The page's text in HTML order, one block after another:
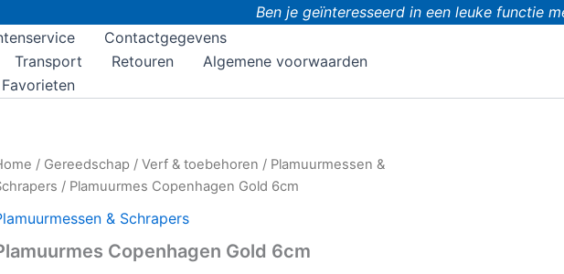
Ben je geïnteresseerd in een leuke functie
Contactgegevens
Transport Retouren
Algemene voorwaarden
Favorieten
/ Gereedschap / Verf & toebehoren / Plamuurmessen &
/ Plamuurmes Copenhagen Gold 6cm
& Schrapers
Copenhagen Gold 6cm